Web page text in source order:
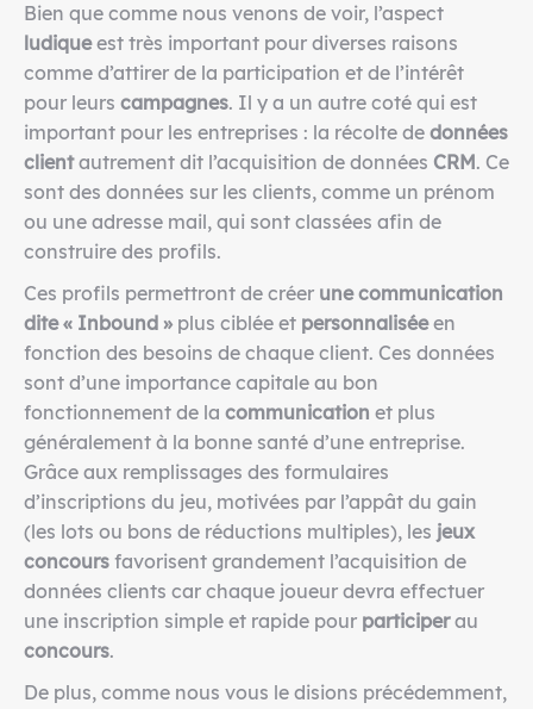
Bien que comme nous venons de voir, l’aspect
ludiqueest très important pour diverses raisons
comme d’attirer de la participation et de l’intérêt
pour leurs campagnes. Il y a un autre coté qui est
important pour les entreprises : la récolte de données
clientautrement dit l’acquisition de données CRM. Ce
sont des données sur les clients, comme un prénom
ou une adresse mail, qui sont classées afin de
construire des profils.
Ces profils permettront de créer une communication
dite « Inbound » plus ciblée et personnaliséeen
fonction des besoins de chaque client. Ces données
sont d’une importance capitale au bon
fonctionnement de la communication et plus
généralement à la bonne santé d’une entreprise.
Grâce aux remplissages des formulaires
d’inscriptions du jeu, motivées par l’appât du gain
(les lots ou bons de réductions multiples), les jeux
concours favorisent grandement l’acquisition de
données clients car chaque joueur devra effectuer
une inscription simple et rapide pour participerau
concours.
De plus, comme nous vous le disions précédemment,